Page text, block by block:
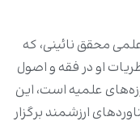
محقق نائینی، که
او در فقه و اصول
علمیه است، این
ارزشمند برگزار